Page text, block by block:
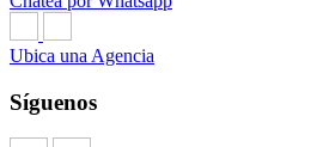
Ubica una Agencia
Síguenos